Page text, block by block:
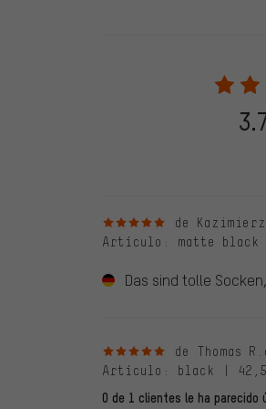
2022 solo se publicarán
Solo desbloqueamos la
verificadas llevan una
28. 05. 2022. Se incluyeron
evaluado en nuestra
5 de 5 estrellasde Kazimierz
Artículo : matte
Das sind tolle
5 de 5 estrellasde Thomas R.
Artículo : black |
0 de 1 clientes le ha parecido